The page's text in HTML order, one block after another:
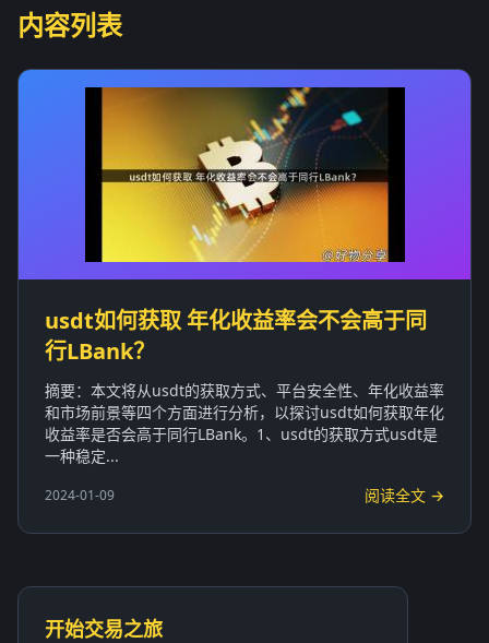
内容列表
usdt如何获取 年化收益率会不会高于同
行LBank？
摘要：本文将从usdt的获取方式、平台安全性、年化收益率
和市场前景等四个方面进行分析，以探讨usdt如何获取年化
收益率是否会高于同行LBank。1、usdt的获取方式usdt是
一种稳定...
2024-01-09 阅读全文 →
开始交易之旅